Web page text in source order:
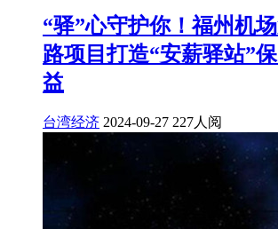
“驿”心守护你！福州机
路项目打造“安薪驿站”
益
台湾经济 2024-09-27 227人阅